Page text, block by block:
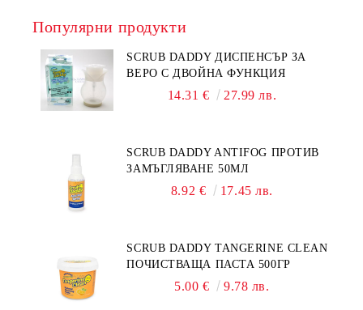
Популярни продукти
SCRUB DADDY ДИСПЕНСЪР ЗА
ВЕРО С ДВОЙНА ФУНКЦИЯ
14.31 € 27.99 лв.
SCRUB DADDY ANTIFOG ПРОТИВ
ЗАМЪГЛЯВАНЕ 50МЛ
8.92 € 17.45 лв.
SCRUB DADDY TANGERINE CLEAN
ПОЧИСТВАЩА ПАСТА 500ГР
5.00 € 9.78 лв.